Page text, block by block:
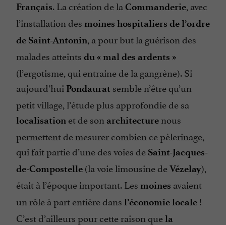
Français. La création de la Commanderie, avec
l’installation des moines hospitaliers de l’ordre
de Saint-Antonin, a pour but la guérison des
malades atteints du « mal des ardents »
(l’ergotisme, qui entraine de la gangrène). Si
aujourd’hui Pondaurat semble n’être qu’un
petit village, l’étude plus approfondie de sa
localisation et de son architecture nous
permettent de mesurer combien ce pèlerinage,
qui fait partie d’une des voies de Saint-Jacques-
de-Compostelle (la voie limousine deVézelay),
était à l’époque important. Les moines avaient
un rôle à part entière dans l’économie locale !
C’est d’ailleurs pour cette raison quela